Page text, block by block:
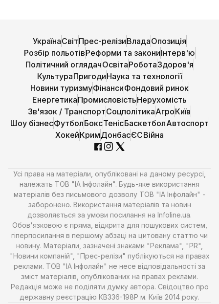
УкраїнаСвітПрес-релізиВладаОпозиція
Розбір польотівРеформи та закониІнтерв'ю
Політичний оглядачОсвітаРоботаЗдоров'я
КультураПригодиНаука та технології
Новини туризмуФінансиФондовий ринок
ЕнергетикаПромисловістьНерухомість
Зв'язок / ТранспортСоцполітикаАгроКиїв
Шоу бізнесФутболБоксТенісБаскетболАвтоспорт
ХокейКримДонбасЄСВійна
Усі права на матеріали, опубліковані на даному ресурсі,
належать ТОВ "ІА Інфолайн". Будь-яке використання
матеріалів без письмового дозволу ТОВ "ІА Інфолайн" -
заборонено. Використання матеріалів та новин
дозволяється за умови посилання на Infoline.ua.
Обов'язковою є пряма, відкрита для пошукових систем,
гіперпосилання в першому абзаці на цитовану статтю чи
новину. Матеріали, зазначені знаками "Реклама", "PR",
"Новини компаній", "Прес-релізи" публікуються на правах
реклами. ТОВ "ІА Інфолайн" не несе відповідальності за
зміст матеріалів, опублікованих на правах реклами.
Редакція може не поділяти думку автора. Свідоцтво про
державну реєстрацію КВ336-198Р м. Київ 2014 року.